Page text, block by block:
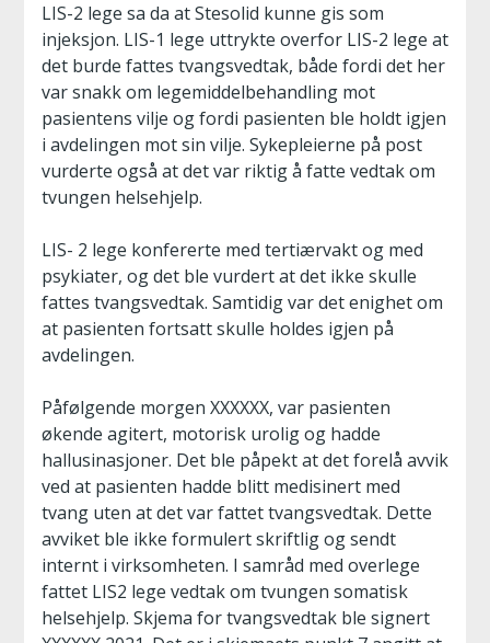
LIS-2 lege sa da at Stesolid kunne gis som
injeksjon. LIS-1 lege uttrykte overfor LIS-2 lege at
det burde fattes tvangsvedtak, både fordi det her
var snakk om legemiddelbehandling mot
pasientens vilje og fordi pasienten ble holdt igjen
i avdelingen mot sin vilje. Sykepleierne på post
vurderte også at det var riktig å fatte vedtak om
tvungen helsehjelp.
LIS- 2 lege konfererte med tertiærvakt og med
psykiater, og det ble vurdert at det ikke skulle
fattes tvangsvedtak. Samtidig var det enighet om
at pasienten fortsatt skulle holdes igjen på
avdelingen.
Påfølgende morgen XXXXXX, var pasienten
økende agitert, motorisk urolig og hadde
hallusinasjoner. Det ble påpekt at det forelå avvik
ved at pasienten hadde blitt medisinert med
tvang uten at det var fattet tvangsvedtak. Dette
avviket ble ikke formulert skriftlig og sendt
internt i virksomheten. I samråd med overlege
fattet LIS2 lege vedtak om tvungen somatisk
helsehjelp. Skjema for tvangsvedtak ble signert